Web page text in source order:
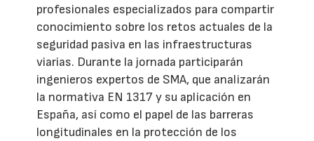
profesionales especializados para compartir
conocimiento sobre los retos actuales de la
seguridad pasiva en las infraestructuras
viarias. Durante la jornada participarán
ingenieros expertos de SMA, que analizarán
la normativa EN 1317 y su aplicación en
España, así como el papel de las barreras
longitudinales en la protección de los